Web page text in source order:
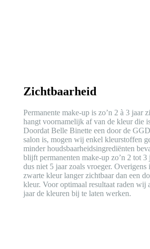
Zichtbaarheid
Permanente make-up is zo’n 2 à 3 jaar
hangt voornamelijk af van de kleur die
Doordat Belle Binette een door de
salon is, mogen wij enkel kleurstoffen
minder houdsbaarheidsingrediënten
blijft permanenten make-up zo’n 2 tot 3
dus niet 5 jaar zoals vroeger. Overigens
zwarte kleur langer zichtbaar dan een
kleur. Voor optimaal resultaat raden wij
jaar de kleuren bij te laten werken.